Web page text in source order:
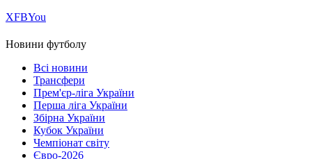
ХFBYou
Новини футболу
Всі новини
Трансфери
Прем'єр-ліга України
Перша ліга України
Збірна України
Кубок України
Чемпіонат світу
Євро-2026